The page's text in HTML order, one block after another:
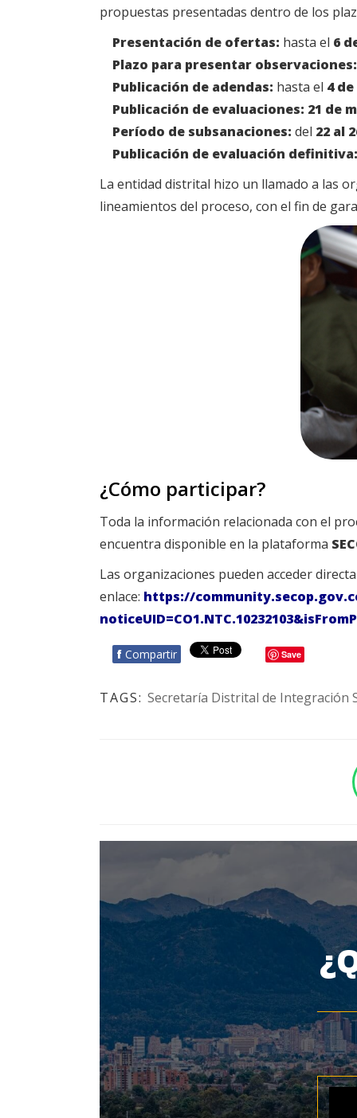
propuestas presentadas dentro de los
Presentación de ofertas: hasta el 6
Plazo para presentar observaciones:
Publicación de adendas: hasta el 4
Publicación de evaluaciones: 21 de
Período de subsanaciones: del 22 al
Publicación de evaluación definitiva:
La entidad distrital hizo un llamado a las
lineamientos del proceso, con el fin de
¿Cómo participar?
Toda la información relacionada con el
encuentra disponible en la plataforma
Las organizaciones pueden acceder
enlace: https://
f Compartir Save
TAGS: Secretaría Distrital de Integración